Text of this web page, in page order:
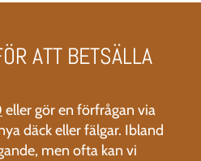
ATT BETSÄLLA
eller gör en förfrågan via
däck eller fälgar. Ibland
men ofta kan vi